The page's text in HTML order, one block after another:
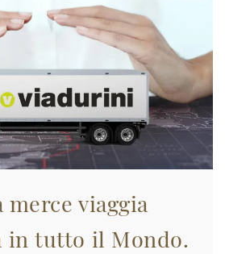
merce viaggia
in tutto il Mondo.